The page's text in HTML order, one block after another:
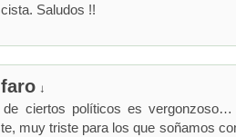
Saludos !!
↓
de ciertos políticos es
muy triste para los que soñamos